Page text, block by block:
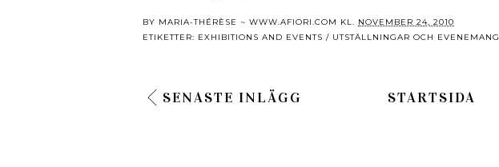
BY MARIA-THÉRÈSE ~ WWW.AFIORI.COM KL. NOVEMBER 24, 2010
ETIKETTER: EXHIBITIONS AND EVENTS / UTSTÄLLNINGAR OCH EVENEMANG
SENASTE INLÄGG STARTSIDA